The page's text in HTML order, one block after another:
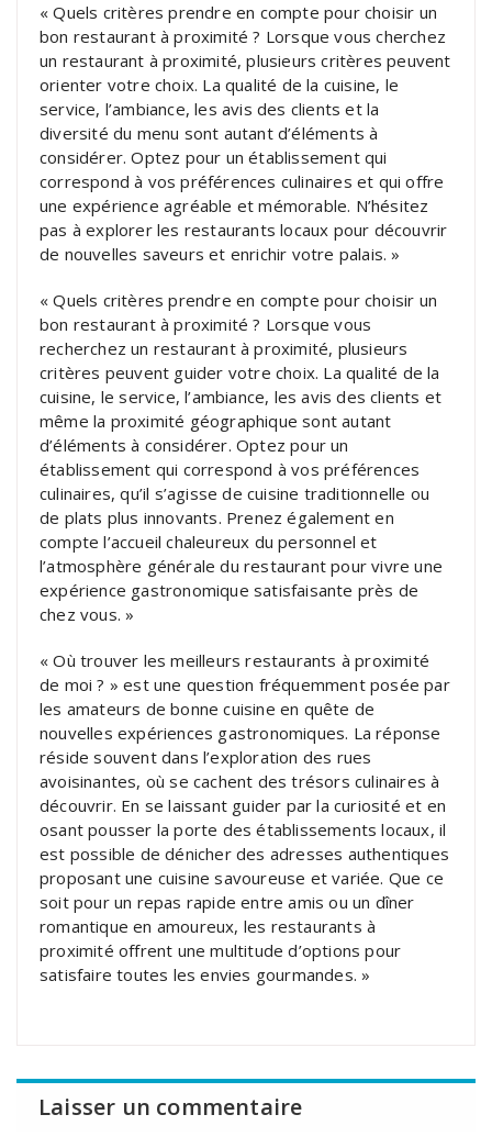
« Quels critères prendre en compte pour choisir un
bon restaurant à proximité ? Lorsque vous cherchez
un restaurant à proximité, plusieurs critères peuvent
orienter votre choix. La qualité de la cuisine, le
service, l’ambiance, les avis des clients et la
diversité du menu sont autant d’éléments à
considérer. Optez pour un établissement qui
correspond à vos préférences culinaires et qui offre
une expérience agréable et mémorable. N’hésitez
pas à explorer les restaurants locaux pour découvrir
de nouvelles saveurs et enrichir votre palais. »
« Quels critères prendre en compte pour choisir un
bon restaurant à proximité ? Lorsque vous
recherchez un restaurant à proximité, plusieurs
critères peuvent guider votre choix. La qualité de la
cuisine, le service, l’ambiance, les avis des clients et
même la proximité géographique sont autant
d’éléments à considérer. Optez pour un
établissement qui correspond à vos préférences
culinaires, qu’il s’agisse de cuisine traditionnelle ou
de plats plus innovants. Prenez également en
compte l’accueil chaleureux du personnel et
l’atmosphère générale du restaurant pour vivre une
expérience gastronomique satisfaisante près de
chez vous. »
« Où trouver les meilleurs restaurants à proximité
de moi ? » est une question fréquemment posée par
les amateurs de bonne cuisine en quête de
nouvelles expériences gastronomiques. La réponse
réside souvent dans l’exploration des rues
avoisinantes, où se cachent des trésors culinaires à
découvrir. En se laissant guider par la curiosité et en
osant pousser la porte des établissements locaux, il
est possible de dénicher des adresses authentiques
proposant une cuisine savoureuse et variée. Que ce
soit pour un repas rapide entre amis ou un dîner
romantique en amoureux, les restaurants à
proximité offrent une multitude d’options pour
satisfaire toutes les envies gourmandes. »
Laisser un commentaire